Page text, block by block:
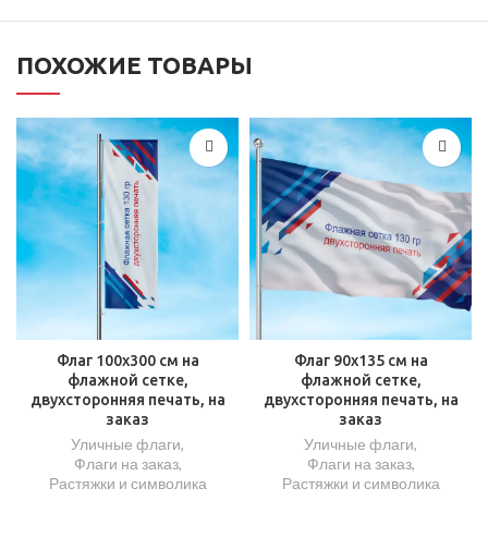
ПОХОЖИЕ ТОВАРЫ
Флаг 100х300 см на
флажной сетке,
двухсторонняя печать, на
заказ
Уличные флаги,
Флаги на заказ,
Растяжки и символика
Флаг 90х135 см на
флажной сетке,
двухсторонняя печать, на
заказ
Уличные флаги,
Флаги на заказ,
Растяжки и символика